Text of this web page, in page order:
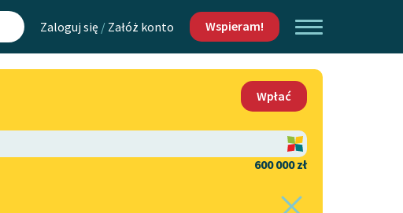
Zaloguj się / Załóż konto Wspieram!
Lektur
Kontakt
O projekcie
Wpłać
600 000 zł